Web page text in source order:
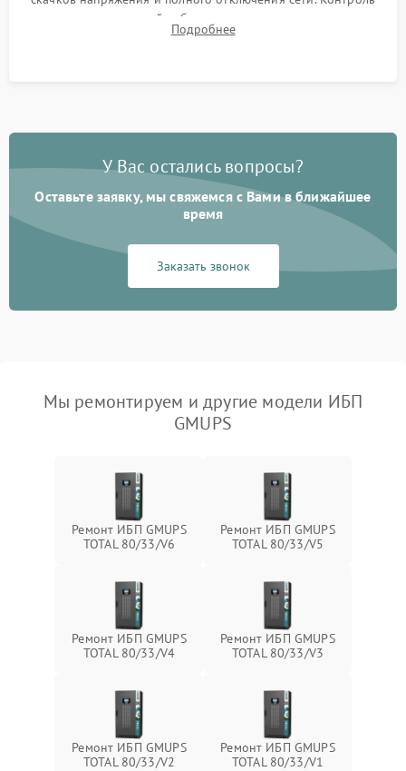
времени автономной работы, температурного режима и
корректности формы выходного сигнала.
Подробнее
У Вас остались вопросы?
Оставьте заявку, мы свяжемся с Вами в ближайшее
время
Заказать звонок
Мы ремонтируем и другие модели ИБП
GMUPS
Ремонт ИБП GMUPS
TOTAL 80/33/V6
Ремонт ИБП GMUPS
TOTAL 80/33/V5
Ремонт ИБП GMUPS
TOTAL 80/33/V4
Ремонт ИБП GMUPS
TOTAL 80/33/V3
Ремонт ИБП GMUPS
TOTAL 80/33/V2
Ремонт ИБП GMUPS
TOTAL 80/33/V1